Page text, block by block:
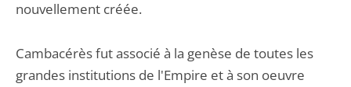
nouvellement créée.
Cambacérès fut associé à la genèse de toutes les
grandes institutions de l'Empire et à son oeuvre